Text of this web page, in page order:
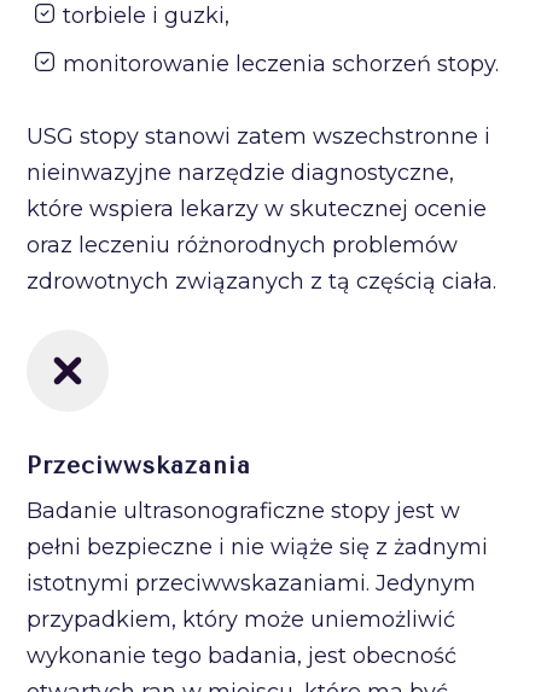
torbiele i guzki,
monitorowanie leczenia schorzeń stopy.
USG stopy stanowi zatem wszechstronne i
nieinwazyjne narzędzie diagnostyczne,
które wspiera lekarzy w skutecznej ocenie
oraz leczeniu różnorodnych problemów
zdrowotnych związanych z tą częścią ciała.
Przeciwwskazania
Badanie ultrasonograficzne stopy jest w
pełni bezpieczne i nie wiąże się z żadnymi
istotnymi przeciwwskazaniami. Jedynym
przypadkiem, który może uniemożliwić
wykonanie tego badania, jest obecność